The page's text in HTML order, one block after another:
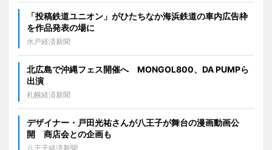
「投稿鉄道ユニオン」がひたちなか海浜鉄道の車内広告枠
を作品発表の場に
水戸経済新聞
北広島で沖縄フェス開催へ MONGOL800、DA PUMPら
出演
札幌経済新聞
デザイナー・戸田光祐さんが八王子が舞台の漫画動画公
開 商店会との企画も
八王子経済新聞